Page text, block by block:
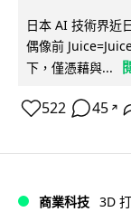
日本 AI 技術界近
偶像前
下，僅憑藉與...
522 45 ↗
商業科技 3D